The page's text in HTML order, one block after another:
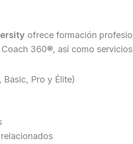
ofrece formación
360®, así como
Basic, Pro y Élite)